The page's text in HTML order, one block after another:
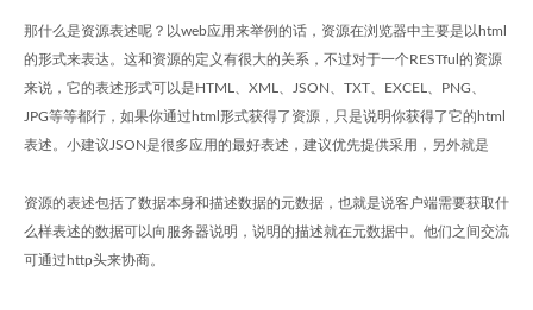
那什么是资源表述呢？以web应用来举例的话，资源在浏览器中主要是以html
的形式来表达。这和资源的定义有很大的关系，不过对于一个RESTful的资源
来说，它的表述形式可以是HTML、XML、JSON、TXT、EXCEL、PNG、
JPG等等都行，如果你通过html形式获得了资源，只是说明你获得了它的html
表述。小建议JSON是很多应用的最好表述，建议优先提供采用，另外就是
资源的表述包括了数据本身和描述数据的元数据，也就是说客户端需要获取什
么样表述的数据可以向服务器说明，说明的描述就在元数据中。他们之间交流
可通过http头来协商。